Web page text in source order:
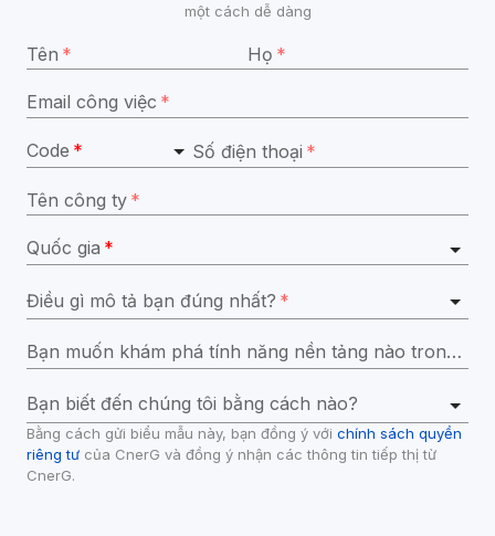
một cách dễ dàng
Tên * Họ *
Email công việc *
Code * Số điện thoại *
Tên công ty *
Quốc gia *
Điều gì mô tả bạn đúng nhất? *
Bạn muốn khám phá tính năng nền tảng nào trong bản demo?
Bạn biết đến chúng tôi bằng cách nào?
Bằng cách gửi biểu mẫu này, bạn đồng ý với chính sách quyền
riêng tư của CnerG và đồng ý nhận các thông tin tiếp thị từ
CnerG.